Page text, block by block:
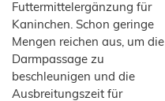
Futtermittelergänzung für
Kaninchen. Schon geringe
Mengen reichen aus, um die
Darmpassage zu
beschleunigen und die
Ausbreitungszeit für